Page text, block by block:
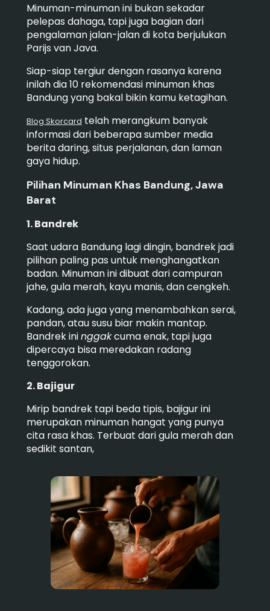
Minuman-minuman ini bukan sekadar
pelepas dahaga, tapi juga bagian dari
pengalaman jalan-jalan di kota berjulukan
Parijs van Java.
Siap-siap tergiur dengan rasanya karena
inilah dia 10 rekomendasi minuman khas
Bandung yang bakal bikin kamu ketagihan.
Blog Skorcard telah merangkum banyak
informasi dari beberapa sumber media
berita daring, situs perjalanan, dan laman
gaya hidup.
Pilihan Minuman Khas Bandung, Jawa
Barat
1. Bandrek
Saat udara Bandung lagi dingin, bandrek jadi
pilihan paling pas untuk menghangatkan
badan. Minuman ini dibuat dari campuran
jahe, gula merah, kayu manis, dan cengkeh.
Kadang, ada juga yang menambahkan serai,
pandan, atau susu biar makin mantap.
Bandrek ininggakcuma enak, tapi juga
dipercaya bisa meredakan radang
tenggorokan.
2. Bajigur
Mirip bandrek tapi beda tipis, bajigur ini
merupakan minuman hangat yang punya
cita rasa khas. Terbuat dari gula merah dan
sedikit santan,